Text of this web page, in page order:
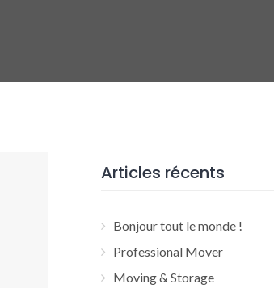
Articles récents
Bonjour tout le monde !
Professional Mover
Moving & Storage